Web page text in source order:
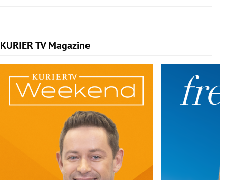
KURIER TV Magazine
Slide 1 von 5